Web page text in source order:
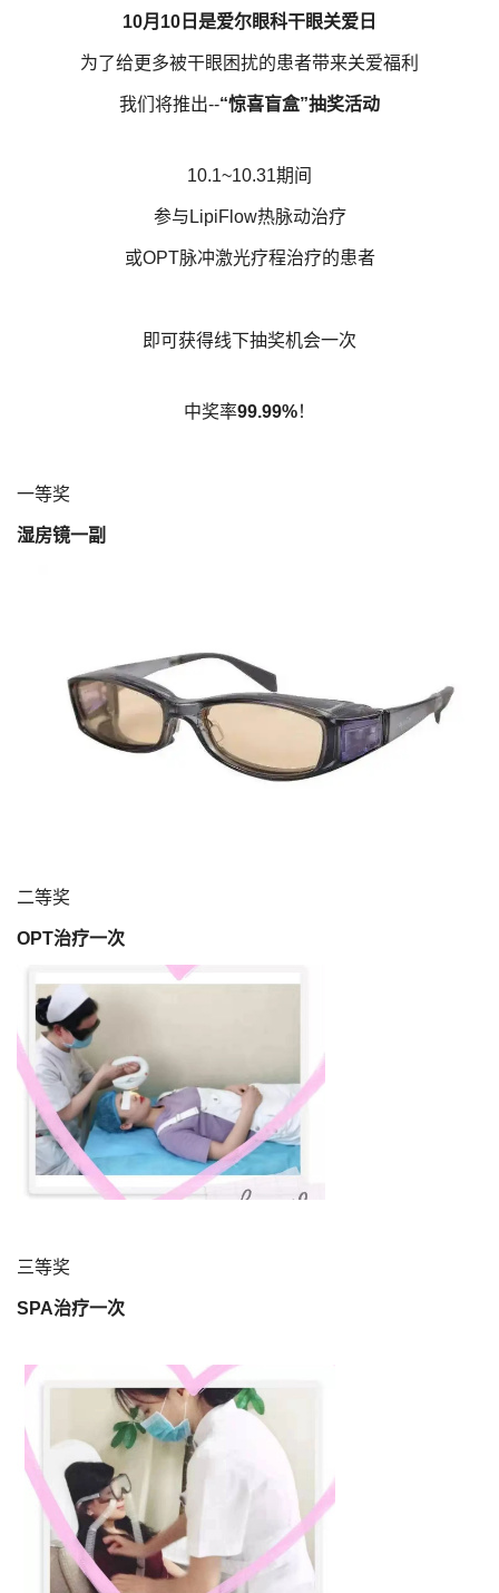
10月10日是爱尔眼科干眼关爱日
为了给更多被干眼困扰的患者带来关爱福利
我们将推出--“惊喜盲盒”抽奖活动
10.1~10.31期间
参与LipiFlow热脉动治疗
或OPT脉冲激光疗程治疗的患者
即可获得线下抽奖机会一次
中奖率99.99%！
​一等奖
湿房镜一副
二等奖
OPT治疗一次
三等奖
SPA治疗一次